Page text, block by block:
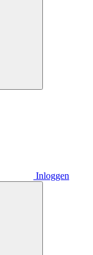
Inloggen